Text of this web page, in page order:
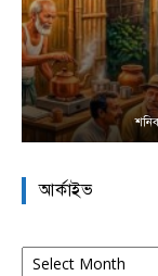
আর্কাইভ
আর্কাইভ